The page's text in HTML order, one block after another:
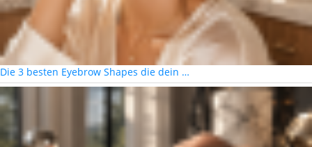
Die 3 besten Eyebrow Shapes die dein …